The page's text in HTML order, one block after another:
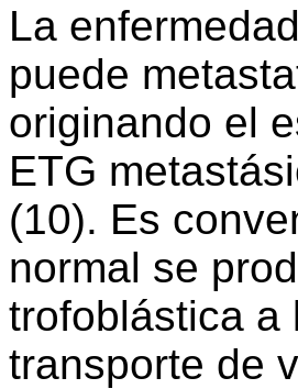
La
puede
originando el
ETG
(10). Es
normal se
trofoblástica a
transporte de